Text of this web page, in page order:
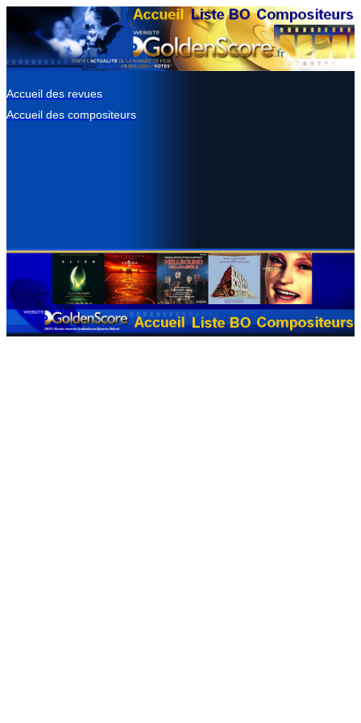
Accueil des revues
Accueil des compositeurs